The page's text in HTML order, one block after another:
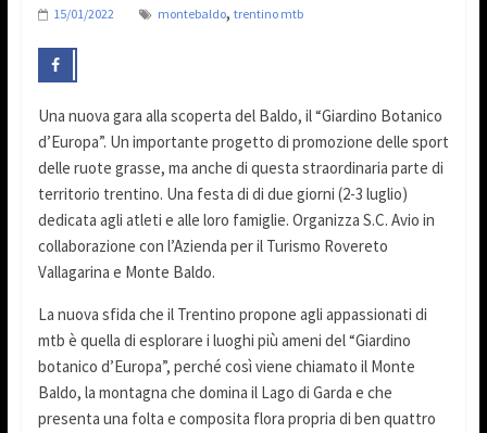
15/01/2022 montebaldo, trentino mtb
Una nuova gara alla scoperta del Baldo, il “Giardino Botanico
d’Europa”. Un importante progetto di promozione delle sport
delle ruote grasse, ma anche di questa straordinaria parte di
territorio trentino. Una festa di di due giorni (2-3 luglio)
dedicata agli atleti e alle loro famiglie. Organizza S.C. Avio in
collaborazione con l’Azienda per il Turismo Rovereto
Vallagarina e Monte Baldo.
La nuova sfida che il Trentino propone agli appassionati di
mtb è quella di esplorare i luoghi più ameni del “Giardino
botanico d’Europa”, perché così viene chiamato il Monte
Baldo, la montagna che domina il Lago di Garda e che
presenta una folta e composita flora propria di ben quattro